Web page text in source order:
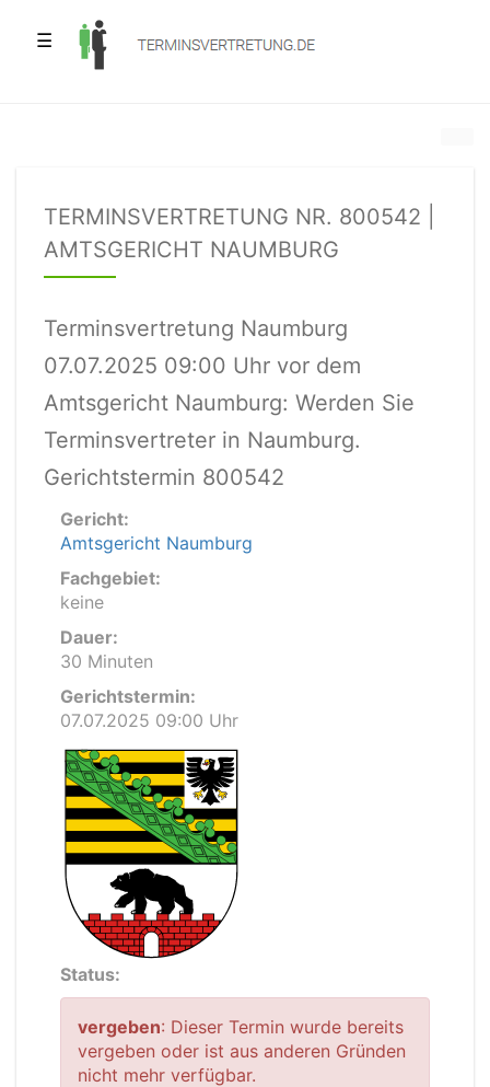
☰
TERMINSVERTRETUNG NR. 800542 |
AMTSGERICHT NAUMBURG
Terminsvertretung Naumburg
07.07.2025 09:00 Uhr vor dem
Amtsgericht Naumburg: Werden Sie
Terminsvertreter in Naumburg.
Gerichtstermin 800542
Gericht:
Amtsgericht Naumburg
Fachgebiet:
keine
Dauer:
30 Minuten
Gerichtstermin:
07.07.2025 09:00 Uhr
Status:
vergeben: Dieser Termin wurde bereits
vergeben oder ist aus anderen Gründen
nicht mehr verfügbar.